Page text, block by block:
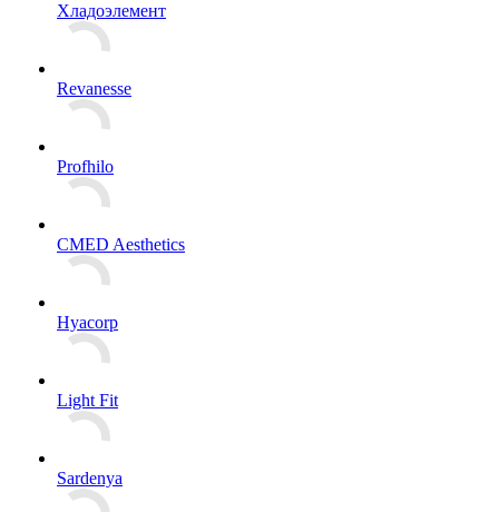
Хладоэлемент
Revanesse
Profhilo
CMED Aesthetics
Hyacorp
Light Fit
Sardenya